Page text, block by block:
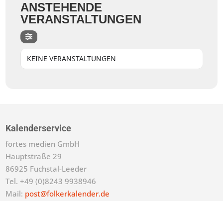
ANSTEHENDE
VERANSTALTUNGEN
KEINE VERANSTALTUNGEN
Kalenderservice
fortes medien GmbH
Hauptstraße 29
86925 Fuchstal-Leeder
Tel. +49 (0)8243 9938946
Mail: post@folkerkalender.de